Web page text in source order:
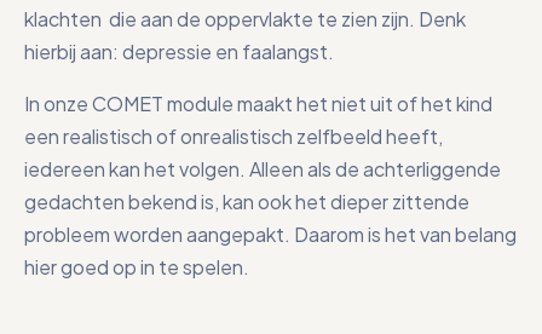
klachten die aan de oppervlakte te zien zijn. Denk
hierbij aan: depressie en faalangst.
In onze COMET module maakt het niet uit of het kind
een realistisch of onrealistisch zelfbeeld heeft,
iedereen kan het volgen. Alleen als de achterliggende
gedachten bekend is, kan ook het dieper zittende
probleem worden aangepakt. Daarom is het van belang
hier goed op in te spelen.